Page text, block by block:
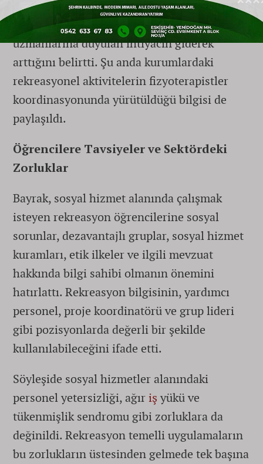
önemli bir araç olduğunu ve Türkiye'deki
sosyal hizmet sisteminde rekreasyon
uzmanlarına duyulan ihtiyacın giderek
arttığını belirtti. Şu anda kurumlardaki
rekreasyonel aktivitelerin fizyoterapistler
koordinasyonunda yürütüldüğü bilgisi de
paylaşıldı.
Öğrencilere Tavsiyeler ve Sektördeki
Zorluklar
Bayrak, sosyal hizmet alanında çalışmak
isteyen rekreasyon öğrencilerine sosyal
sorunlar, dezavantajlı gruplar, sosyal hizmet
kuramları, etik ilkeler ve ilgili mevzuat
hakkında bilgi sahibi olmanın önemini
hatırlattı. Rekreasyon bilgisinin, yardımcı
personel, proje koordinatörü ve grup lideri
gibi pozisyonlarda değerli bir şekilde
kullanılabileceğini ifade etti.
Söyleşide sosyal hizmetler alanındaki
personel yetersizliği, ağıriş yükü ve
tükenmişlik sendromu gibi zorluklara da
değinildi. Rekreasyon temelli uygulamaların
bu zorlukların üstesinden gelmede tek başına